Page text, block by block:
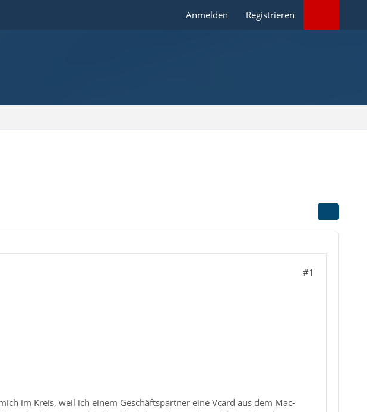
Anmelden Registrieren
#1
im Kreis, weil ich einem Geschäftspartner eine Vcard aus dem Mac-